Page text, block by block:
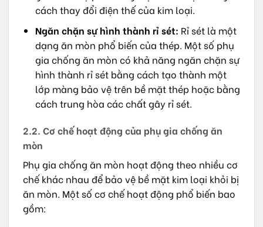
cách thay đổi điện thế của kim loại.
Ngăn chặn sự hình thành rỉ sét: Rỉ sét là một
dạng ăn mòn phổ biến của thép. Một số phụ
gia chống ăn mòn có khả năng ngăn chặn sự
hình thành rỉ sét bằng cách tạo thành một
lớp màng bảo vệ trên bề mặt thép hoặc bằng
cách trung hòa các chất gây rỉ sét.
2.2. Cơ chế hoạt động của phụ gia chống ăn
mòn
Phụ gia chống ăn mòn hoạt động theo nhiều cơ
chế khác nhau để bảo vệ bề mặt kim loại khỏi bị
ăn mòn. Một số cơ chế hoạt động phổ biến bao
gồm: